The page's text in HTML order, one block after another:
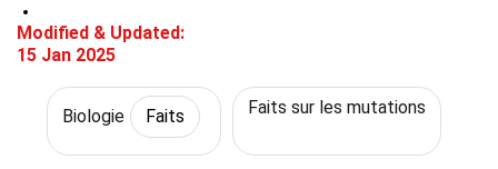
Modified & Updated:
15 Jan 2025
Biologie Faits Faits sur les mutations